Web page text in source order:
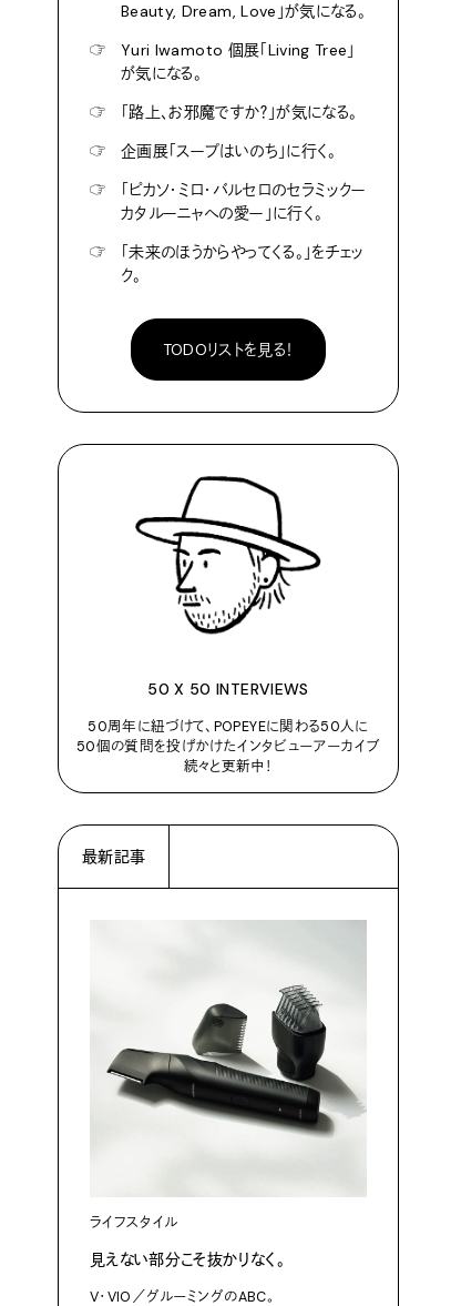
Beauty, Dream, Love」が気になる。
☞
Yuri Iwamoto 個展「Living Tree」
が気になる。
☞
「路上、お邪魔ですか？」が気になる。
☞
企画展「スープはいのち」に行く。
☞
「ピカソ・ミロ・バルセロのセラミックー
カタルーニャへの愛ー」に行く。
☞
「未来のほうからやってくる。」をチェッ
ク。
TODOリストを見る！
50 X 50 INTERVIEWS
50周年に紐づけて、POPEYEに関わる50人に
50個の質問を投げかけたインタビューアーカイブ
続々と更新中！
最新記事
ライフスタイル
見えない部分こそ抜かりなく。
V・VIO／グルーミングのABC。